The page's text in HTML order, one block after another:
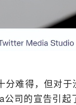
分难得，但对
司的宣告引